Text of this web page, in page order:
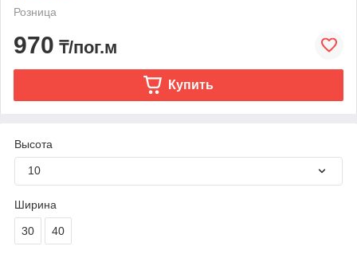
Розница
970 ₸/пог.м
Купить
Высота
10
Ширина
30 40